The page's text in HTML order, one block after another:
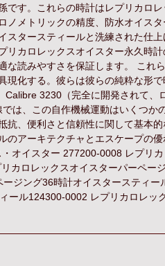
です。これらの時計はレプリカロ
ノメトリックの精度、防水オイス
スタースティールと洗練された仕
リカロレックスオイスター永久時
な読みやすさを保証します。 これ
現化する。彼らは彼らの純粋な形
3230（完全に開発されて、
は、この自作機械運動はいくつか
抗、便利さと信頼性に関して基本
のアーキテクチャとエスケープの
オイスター 277200-0008 レプリ
カロレックスオイスターパーペー
ジング36時計オイスタースティ
ール124300-0002 レプリカロレッ